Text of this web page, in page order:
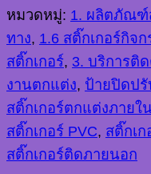
หมวดหมู่: 1. ผลิตภัณฑ์
ทาง, 1.6 สติ๊กเกอร์กิจ
สติ๊กเกอร์, 3. บริการติ
งานตกแต่ง, ป้ายปิดปรั
สติ๊กเกอร์ตกแต่งภายใน
สติ๊กเกอร์ PVC, สติ๊กเ
สติ๊กเกอร์ติดภายนอก